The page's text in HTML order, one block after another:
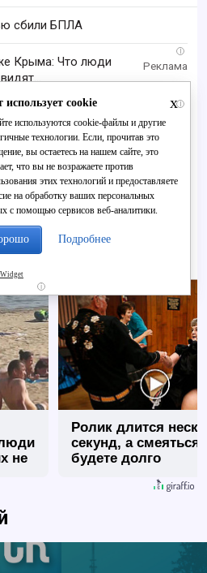
сбили БПЛА
i
Крыма: Что люди
i
а смеяться вы
жителей Кировской
на 17-19%
кировчанка
после возвращения
i
не
Ролик длится
секунд, а смеяться
будете долго
x
использует cookie
используются cookie-файлы и другие
технологии. Если, прочитав это
вы остаетесь на нашем сайте, это
что вы не возражаете против
этих технологий и предоставляете
на обработку ваших персональных
с помощью сервисов веб-аналитики.
Подробнее